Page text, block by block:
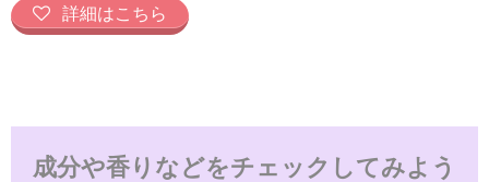
詳細はこちら
成分や香りなどをチェックしてみよう